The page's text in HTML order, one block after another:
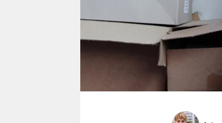
fragen & hilfe